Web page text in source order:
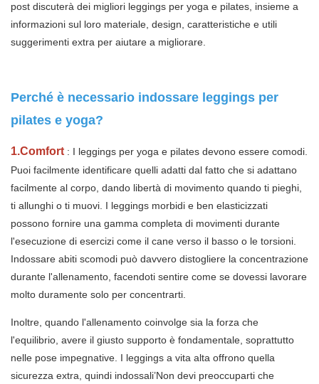
post discuterà dei migliori leggings per yoga e pilates, insieme a
informazioni sul loro materiale, design, caratteristiche e utili
suggerimenti extra per aiutare a migliorare.
Perché è necessario indossare leggings per
pilates e yoga?
1.Comfort : I leggings per yoga e pilates devono essere comodi.
Puoi facilmente identificare quelli adatti dal fatto che si adattano
facilmente al corpo, dando libertà di movimento quando ti pieghi,
ti allunghi o ti muovi. I leggings morbidi e ben elasticizzati
possono fornire una gamma completa di movimenti durante
l'esecuzione di esercizi come il cane verso il basso o le torsioni.
Indossare abiti scomodi può davvero distogliere la concentrazione
durante l'allenamento, facendoti sentire come se dovessi lavorare
molto duramente solo per concentrarti.
Inoltre, quando l'allenamento coinvolge sia la forza che
l'equilibrio, avere il giusto supporto è fondamentale, soprattutto
nelle pose impegnative. I leggings a vita alta offrono quella
sicurezza extra, quindi indossali’Non devi preoccuparti che